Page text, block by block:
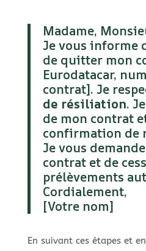
Madame,
Je vous informe
de quitter mon
Eurodatacar,
contrat]. Je
de résiliation.
de mon contrat
confirmation de
Je vous
contrat et de
prélèvements
Cordialement,
[Votre nom]
En suivant ces étapes et